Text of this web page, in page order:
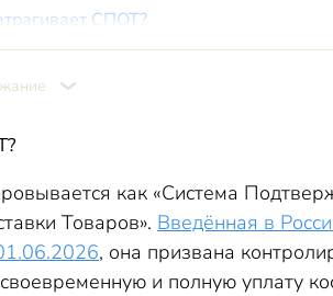
СПОТ?
оформляются в рамках СПОТ с
СПОТ с 01.06.2026?
?
как «Система
Товаров». Введённая в
, она призвана
и полную уплату